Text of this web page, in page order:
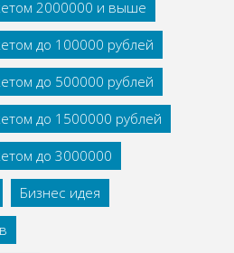
2000000 и выше
до 100000 рублей
до 500000 рублей
до 1500000 рублей
до 3000000
Бизнес идея